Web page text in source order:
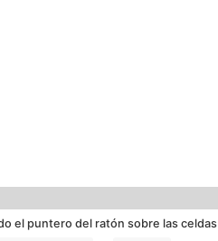
el puntero del ratón sobre las celdas